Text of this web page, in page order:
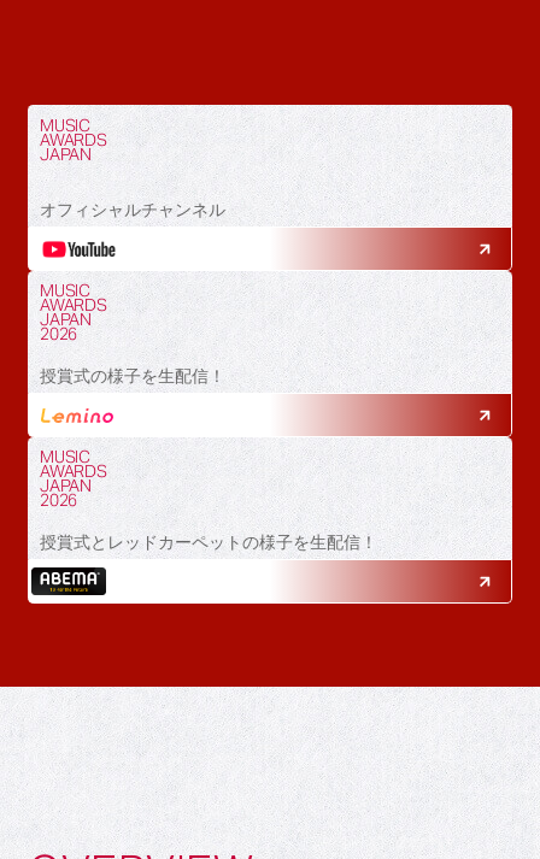
MUSIC
AWARDS
JAPAN
オフィシャルチャンネル
MUSIC
AWARDS
JAPAN
2026
授賞式の様子を生配信！
MUSIC
AWARDS
JAPAN
2026
授賞式とレッドカーペットの様子を生配信！